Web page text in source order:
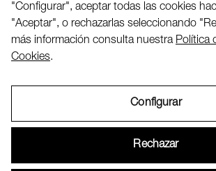
2026 ©
"Configurar", aceptar todas las cookies
"Aceptar", o rechazarlas seleccionando
más información consulta nuestra Política
Cookies.
Configurar
Rechazar
Política de Privacidad y